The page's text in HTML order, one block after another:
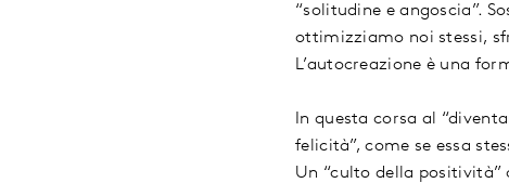
“solitudine e angoscia”.
ottimizziamo noi stessi,
L’autocreazione è una
In questa corsa al
felicità”, come se essa
Un “culto della positività”